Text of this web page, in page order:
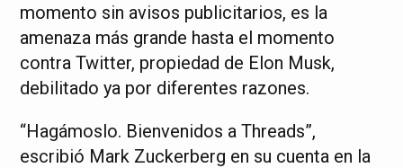
momento sin avisos publicitarios, es la
amenaza más grande hasta el momento
contra Twitter, propiedad de Elon Musk,
debilitado ya por diferentes razones.
“Hagámoslo. Bienvenidos a Threads”,
escribió Mark Zuckerberg en su cuenta en la